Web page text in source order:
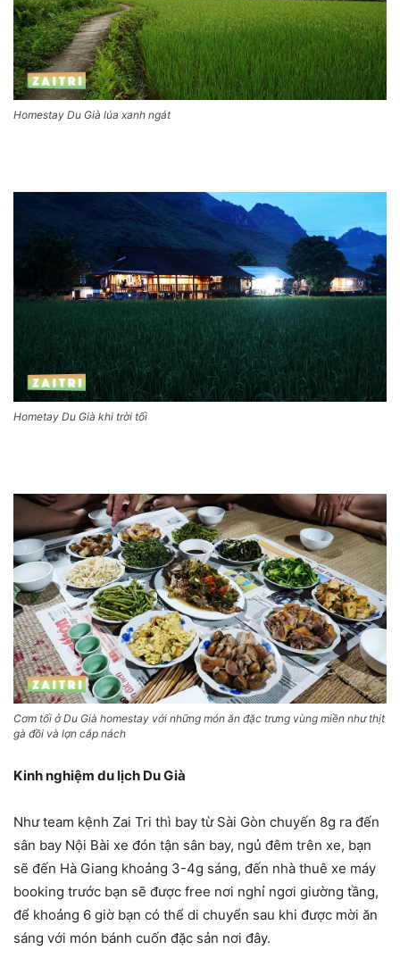
Homestay Du Già lúa xanh ngát
Hometay Du Già khi trời tối
Cơm tối ở Du Già homestay với những món ăn đặc trưng vùng miền như thịt
gà đồi và lợn cắp nách
Kinh nghiệm du lịch Du Già
Như team kệnh Zai Tri thì bay từ Sài Gòn chuyến 8g ra đến
sân bay Nội Bài xe đón tận sân bay, ngủ đêm trên xe, bạn
sẽ đến Hà Giang khoảng 3-4g sáng, đến nhà thuê xe máy
booking trước bạn sẽ được free nơi nghỉ ngơi giường tầng,
để khoảng 6 giờ bạn có thể di chuyển sau khi được mời ăn
sáng với món bánh cuốn đặc sản nơi đây.